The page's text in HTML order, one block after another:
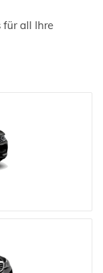
für all Ihre